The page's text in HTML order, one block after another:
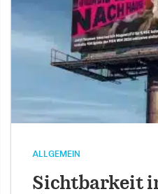
ALLGEMEIN
Sichtbarkeit